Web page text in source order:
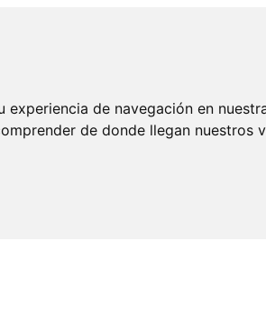
de navegación en
de donde llegan nuestros